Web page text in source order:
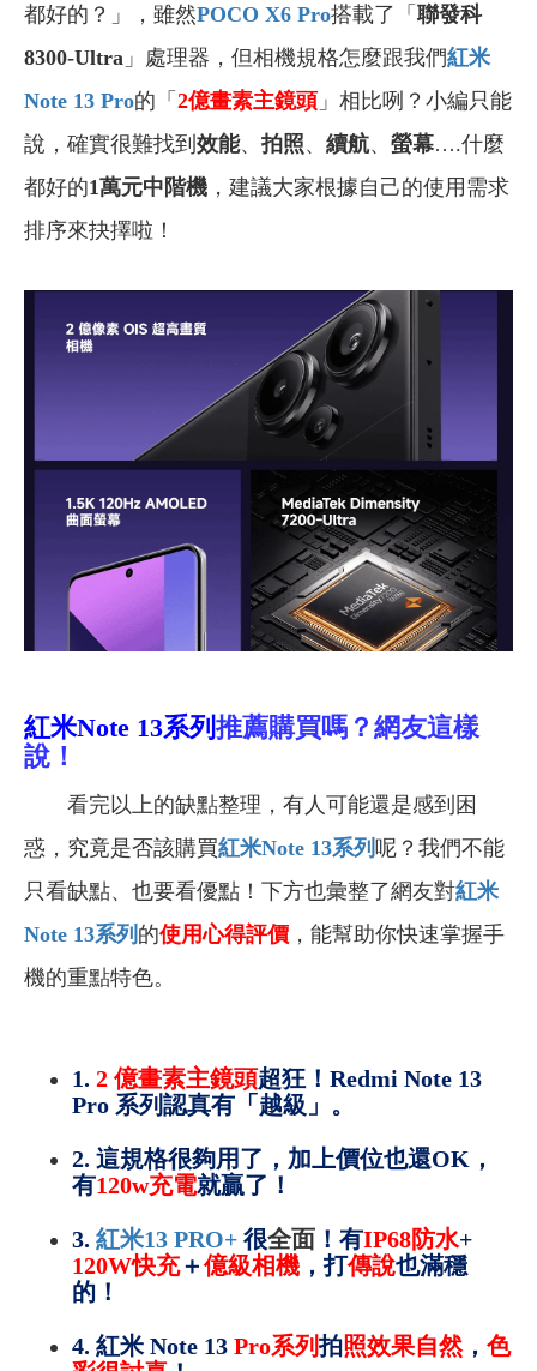
都好的？」，雖然POCO X6 Pro搭載了「 聯發科
8300-Ultra 」處理器，但相機規格怎麼跟我們紅米
Note 13 Pro的「 2億畫素主鏡頭」相比咧？小編只能
說，確實很難找到 效能、拍照、 續航、 螢幕….什麼
都好的1萬元中階機 ，建議大家根據自己的使用需求
排序來抉擇啦！
紅米Note 13系列 推薦購買嗎？網友這樣
說！
看完以上的缺點整理，有人可能還是感到困
惑，究竟是否該購買紅米Note 13系列 呢？我們不能
只看缺點、也要看優點！下方也彙整了網友對紅米
Note 13系列 的使用心得評價 ，能幫助你快速掌握手
機的重點特色。
1. 2 億畫素主鏡頭超狂！Redmi Note 13
Pro 系列認真有「越級」。
2. 這規格很夠用了，加上價位也還OK，
有120w充電就贏了！
3. 紅米13 PRO+ 很全面 ！有IP68防水+
120W快充＋億級相機 ，打傳說也滿穩
的！
4. 紅米 Note 13 Pro系列拍照效果自然， 色